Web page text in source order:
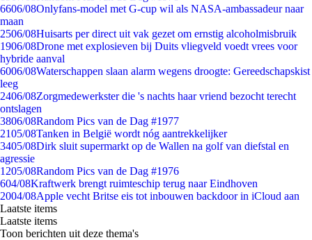
6606/08Onlyfans-model met G-cup wil als NASA-ambassadeur naar
maan
2506/08Huisarts per direct uit vak gezet om ernstig alcoholmisbruik
1906/08Drone met explosieven bij Duits vliegveld voedt vrees voor
hybride aanval
6006/08Waterschappen slaan alarm wegens droogte: Gereedschapskist
leeg
2406/08Zorgmedewerkster die 's nachts haar vriend bezocht terecht
ontslagen
3806/08Random Pics van de Dag #1977
2105/08Tanken in België wordt nóg aantrekkelijker
3405/08Dirk sluit supermarkt op de Wallen na golf van diefstal en
agressie
1205/08Random Pics van de Dag #1976
604/08Kraftwerk brengt ruimteschip terug naar Eindhoven
2004/08Apple vecht Britse eis tot inbouwen backdoor in iCloud aan
Laatste items
Laatste items
Toon berichten uit deze thema's